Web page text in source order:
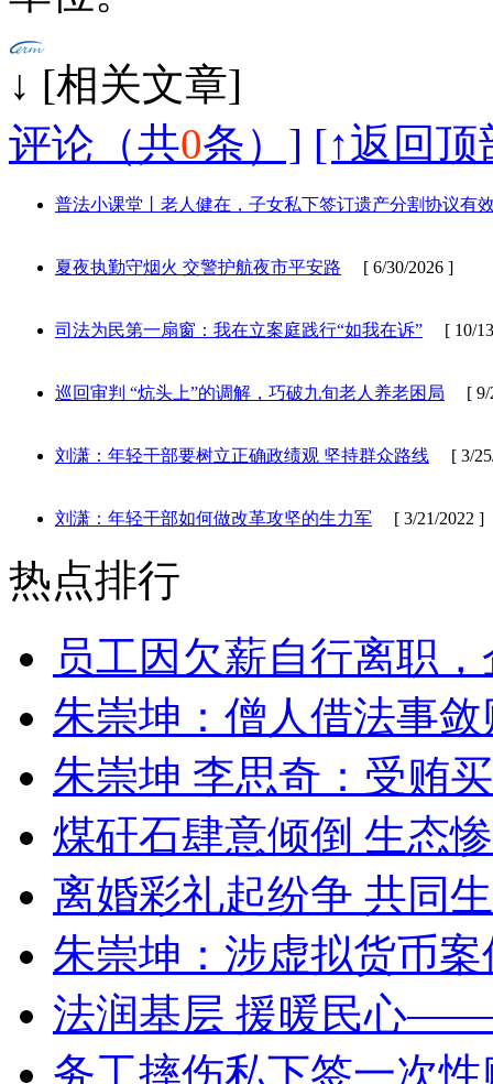
↓ [相
评论（共0条）] [↑返回顶
普法小课堂丨老人健在，子女私下签订遗产分割协议有
夏夜执勤守烟火 交警护航夜市平安路 [ 6/30/2026 ]
司法为民第一扇窗：我在立案庭践行“如我在诉” [ 10/
巡回审判 “炕头上”的调解，巧破九旬老人养老困局 [ 9/
刘潇：年轻干部要树立正确政绩观 坚持群众路线 [ 3/
刘潇：年轻干部如何做改革攻坚的生力军 [ 3/21/2022 ]
热点排行
员工因欠薪自行离职
朱崇坤：僧人借法事
朱崇坤 李思奇：受贿
煤矸石肆意倾倒 生态
离婚彩礼起纷争 共同
朱崇坤：涉虚拟货币
法润基层 援暖民心
务工摔伤私下签一次